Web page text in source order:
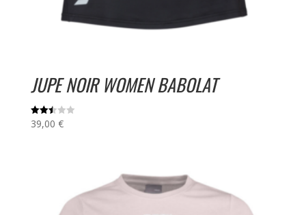
JUPE NOIR WOMEN BABOLAT
Note
2.50
39,00 €